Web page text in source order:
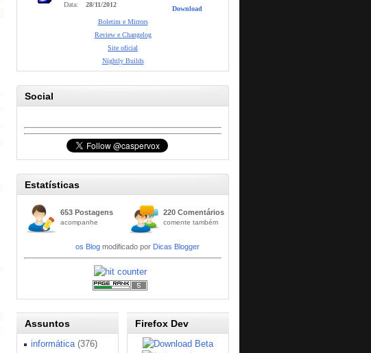
Data:
28/11/2012
Download
Boletim e Mirrors
Review e Changelog
Site oficial
Nightly Builds
Social
Estatísticas
653 Postagens
acompanhe
220 Comentários
comente também
os Blogmodificado por Dicas Blogger
Assuntos
informática (376)
Firefox Dev